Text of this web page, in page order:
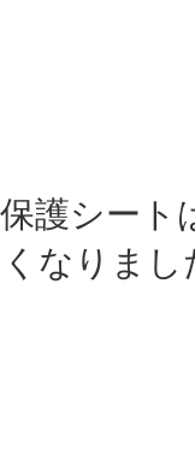
護シート
なりまし